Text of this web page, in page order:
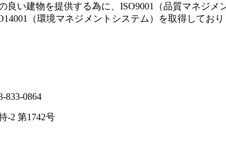
良い建物を提供する為に、ISO9001（品質マネジメ
（環境マネジメントシステム）を取得しており
833-0864
-2 第1742号